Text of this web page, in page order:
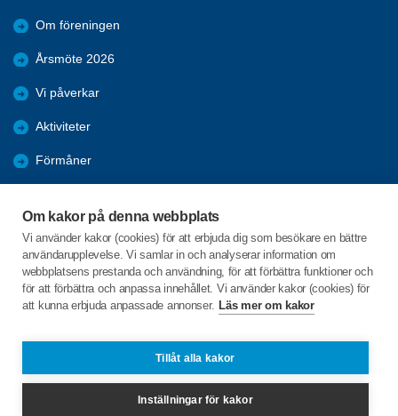
Om kakor på denna webbplats
Vi använder kakor (cookies) för att erbjuda dig som besökare en bättre
användarupplevelse. Vi samlar in och analyserar information om
webbplatsens prestanda och användning, för att förbättra funktioner och
för att förbättra och anpassa innehållet. Vi använder kakor (cookies) för
att kunna erbjuda anpassade annonser. Läs mer om kakor
Tillåt alla kakor
Inställningar för kakor
Om föreningen
Årsmöte 2026
Vi påverkar
Aktiviteter
Förmåner
Dataskydd
Bildgalleri
C/o:Margareta Karlsson
gullordf@googlegroups.com